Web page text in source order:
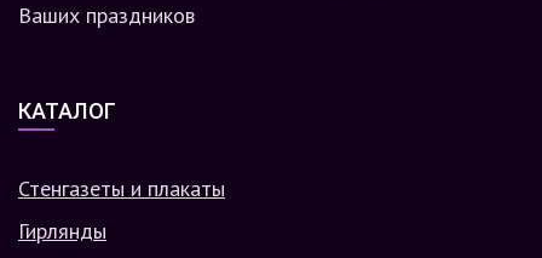
Ваших праздников
КАТАЛОГ
Стенгазеты и плакаты
Гирлянды